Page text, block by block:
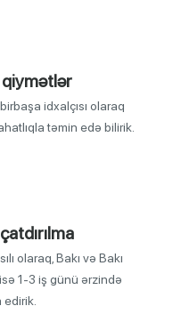
qiymətlər
idxalçısı olaraq
təmin edə bilirik.
olaraq, Bakı və Bakı
1-3 iş günü ərzində
edirik.